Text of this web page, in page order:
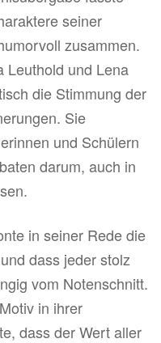
seiner
zusammen.
Leuthold und Lena
die Stimmung der
Sie
und Schülern
darum, auch in
in seiner Rede die
dass jeder stolz
vom Notenschnitt.
in ihrer
dass der Wert aller